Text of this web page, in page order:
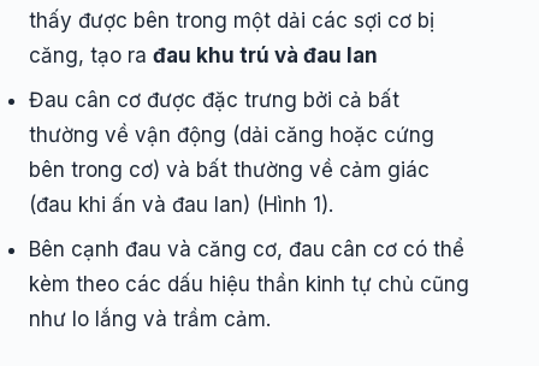
thấy được bên trong một dải các sợi cơ bị
căng, tạo ra đau khu trú và đau lan
Đau cân cơ được đặc trưng bởi cả bất
thường về vận động (dải căng hoặc cứng
bên trong cơ) và bất thường về cảm giác
(đau khi ấn và đau lan) (Hình 1).
Bên cạnh đau và căng cơ, đau cân cơ có thể
kèm theo các dấu hiệu thần kinh tự chủ cũng
như lo lắng và trầm cảm.